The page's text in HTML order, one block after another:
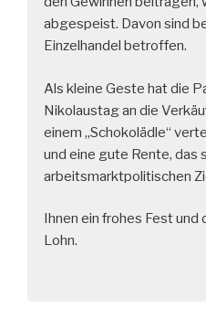
abgespeist. Davon sind
Einzelhandel betroffen.
Als kleine Geste hat die
Nikolaustag an die
einem „Schokolädle“
und eine gute Rente, das
arbeitsmarktpolitischen
Ihnen ein frohes Fest und
Lohn.